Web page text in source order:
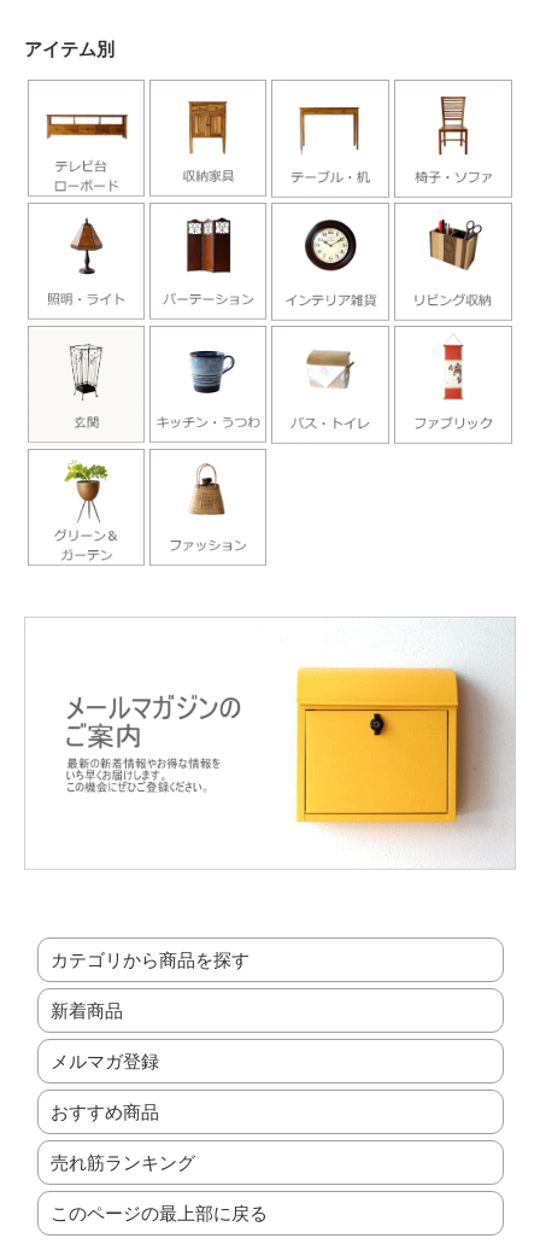
アイテム別
カテゴリから商品を探す
新着商品
メルマガ登録
おすすめ商品
売れ筋ランキング
このページの最上部に戻る